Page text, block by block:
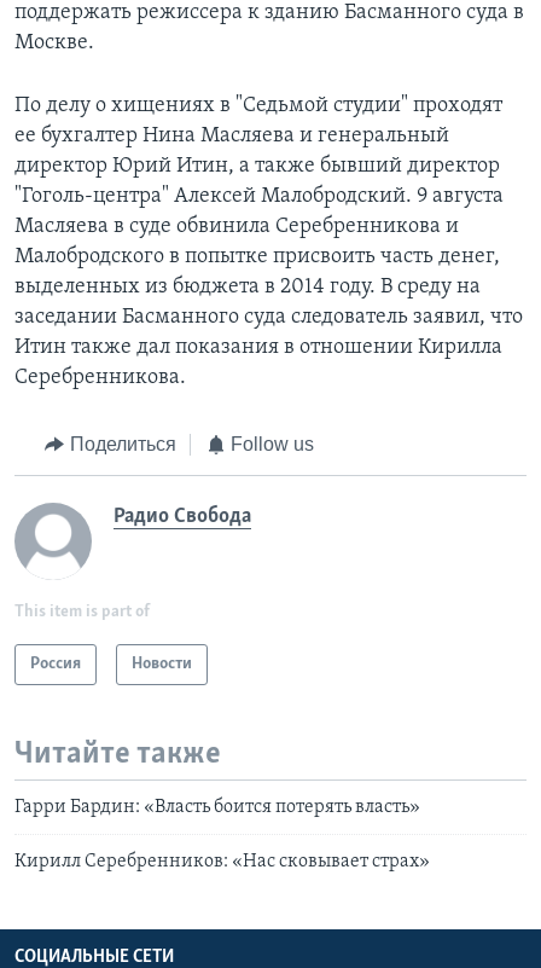
поддержать режиссера к зданию Басманного суда в
Москве.
По делу о хищениях в "Седьмой студии" проходят
ее бухгалтер Нина Масляева и генеральный
директор Юрий Итин, а также бывший директор
"Гоголь-центра" Алексей Малобродский. 9 августа
Масляева в суде обвинила Серебренникова и
Малобродского в попытке присвоить часть денег,
выделенных из бюджета в 2014 году. В среду на
заседании Басманного суда следователь заявил, что
Итин также дал показания в отношении Кирилла
Серебренникова.
Поделиться Follow us
Радио Свобода
This item is part of
Россия Новости
Читайте также
Гарри Бардин: «Власть боится потерять власть»
Кирилл Серебренников: «Нас сковывает страх»
СОЦИАЛЬНЫЕ СЕТИ